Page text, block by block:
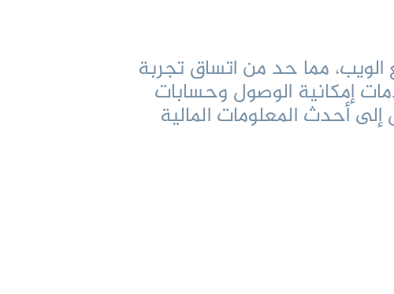
مما حد من اتساق تجربة
إمكانية الوصول وحسابات
أحدث المعلومات المالية